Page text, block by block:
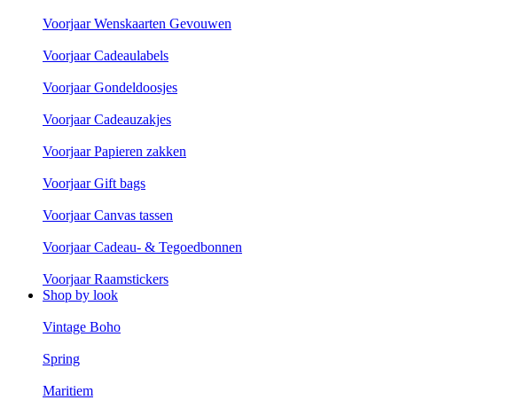
Voorjaar Wenskaarten Gevouwen
Voorjaar Cadeaulabels
Voorjaar Gondeldoosjes
Voorjaar Cadeauzakjes
Voorjaar Papieren zakken
Voorjaar Gift bags
Voorjaar Canvas tassen
Voorjaar Cadeau- & Tegoedbonnen
Voorjaar Raamstickers
Shop by look
Vintage Boho
Spring
Maritiem